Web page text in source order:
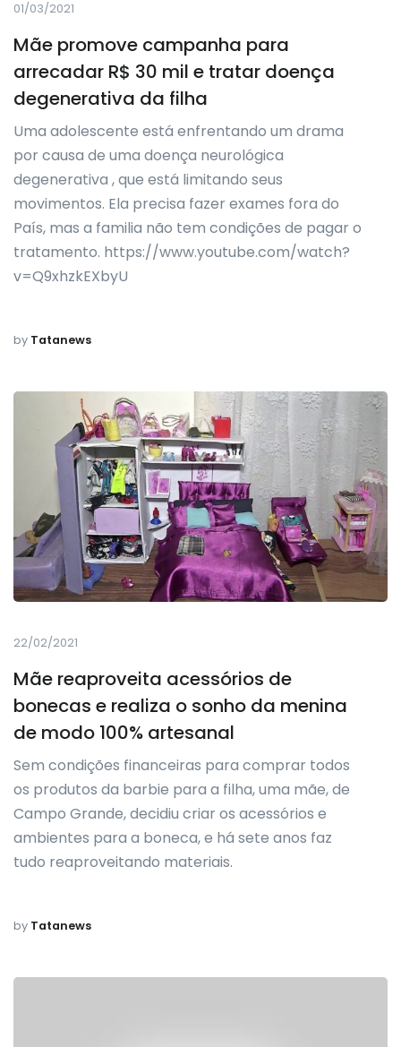
01/03/2021
Mãe promove campanha para
arrecadar R$ 30 mil e tratar doença
degenerativa da filha
Uma adolescente está enfrentando um drama
por causa de uma doença neurológica
degenerativa , que está limitando seus
movimentos. Ela precisa fazer exames fora do
País, mas a familia não tem condições de pagar o
tratamento. https://www.youtube.com/watch?
v=Q9xhzkEXbyU
by Tatanews
22/02/2021
Mãe reaproveita acessórios de
bonecas e realiza o sonho da menina
de modo 100% artesanal
Sem condições financeiras para comprar todos
os produtos da barbie para a filha, uma mãe, de
Campo Grande, decidiu criar os acessórios e
ambientes para a boneca, e há sete anos faz
tudo reaproveitando materiais.
by Tatanews